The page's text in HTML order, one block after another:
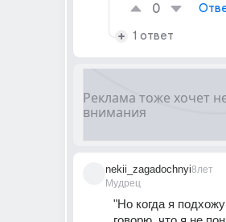
0
1 ответ
nekii_zagadochnyi
Мудрец
8лет
"Но когда я